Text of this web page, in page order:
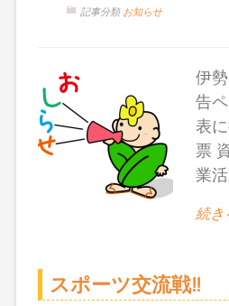
記事分類 お知らせ
伊
告
表
票
業
続
スポーツ交流戦!!